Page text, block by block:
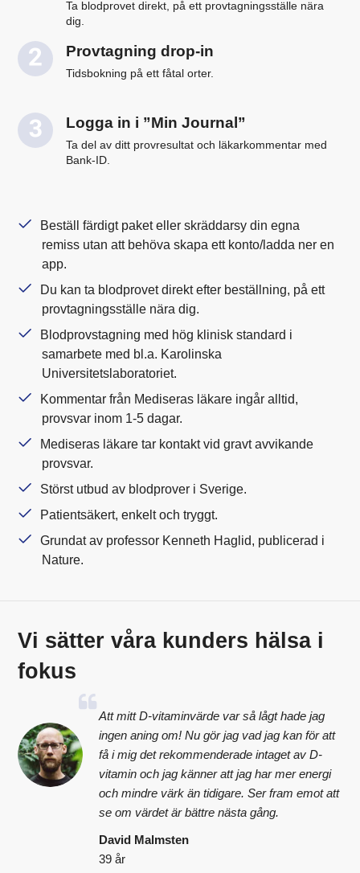
Ta blodprovet direkt, på ett provtagningsställe nära
dig.
Provtagning drop-in
Tidsbokning på ett fåtal orter.
Logga in i ”Min Journal”
Ta del av ditt provresultat och läkarkommentar med
Bank-ID.
Beställ färdigt paket eller skräddarsy din egna
remiss utan att behöva skapa ett konto/ladda ner en
app.
Du kan ta blodprovet direkt efter beställning, på ett
provtagningsställe nära dig.
Blodprovstagning med hög klinisk standard i
samarbete med bl.a. Karolinska
Universitetslaboratoriet.
Kommentar från Mediseras läkare ingår alltid,
provsvar inom 1-5 dagar.
Mediseras läkare tar kontakt vid gravt avvikande
provsvar.
Störst utbud av blodprover i Sverige.
Patientsäkert, enkelt och tryggt.
Grundat av professor Kenneth Haglid, publicerad i
Nature.
Vi sätter våra kunders hälsa i
fokus
Att mitt D-vitaminvärde var så lågt hade jag
ingen aning om! Nu gör jag vad jag kan för att
få i mig det rekommenderade intaget av D-
vitamin och jag känner att jag har mer energi
och mindre värk än tidigare. Ser fram emot att
se om värdet är bättre nästa gång.
David Malmsten
39 år